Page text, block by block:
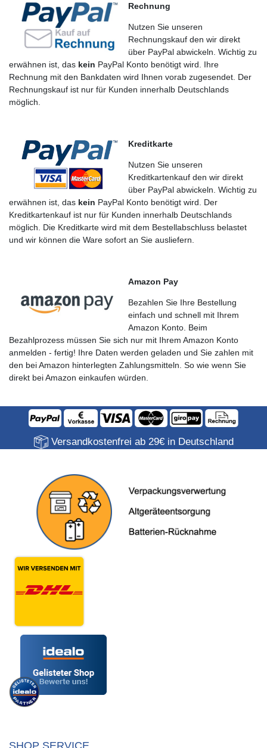
Rechnung
Nutzen Sie unseren
Rechnungskauf den wir direkt
über PayPal abwickeln. Wichtig zu
erwähnen ist, das kein PayPal Konto benötigt wird. Ihre
Rechnung mit den Bankdaten wird Ihnen vorab zugesendet. Der
Rechnungskauf ist nur für Kunden innerhalb Deutschlands
möglich.
Kreditkarte
Nutzen Sie unseren
Kreditkartenkauf den wir direkt
über PayPal abwickeln. Wichtig zu
erwähnen ist, das kein PayPal Konto benötigt wird. Der
Kreditkartenkauf ist nur für Kunden innerhalb Deutschlands
möglich. Die Kreditkarte wird mit dem Bestellabschluss belastet
und wir können die Ware sofort an Sie ausliefern.
Amazon Pay
Bezahlen Sie Ihre Bestellung
einfach und schnell mit Ihrem
Amazon Konto. Beim
Bezahlprozess müssen Sie sich nur mit Ihrem Amazon Konto
anmelden - fertig! Ihre Daten werden geladen und Sie zahlen mit
den bei Amazon hinterlegten Zahlungsmitteln. So wie wenn Sie
direkt bei Amazon einkaufen würden.
Versandkostenfrei ab 29€ in Deutschland